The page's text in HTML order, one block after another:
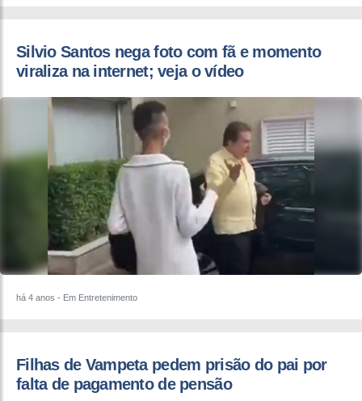
Silvio Santos nega foto com fã e momento
viraliza na internet; veja o vídeo
há 4 anos - Em Entretenimento
Filhas de Vampeta pedem prisão do pai por
falta de pagamento de pensão